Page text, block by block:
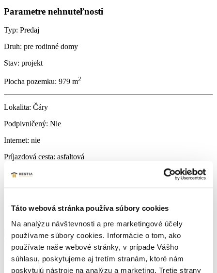
Táto webová stránka používa súbory cookies
Na analýzu návštevnosti a pre marketingové účely
používame súbory cookies. Informácie o tom, ako
používate naše webové stránky, v prípade Vášho
súhlasu, poskytujeme aj tretím stranám, ktoré nám
poskytujú nástroje na analýzu a marketing. Tretie strany
Parametre nehnuteľnosti
Typ: Predaj
Druh: pre rodinné domy
Stav: projekt
Plocha pozemku: 979 m2
Lokalita: Čáry
Podpivničený: Nie
Internet: nie
Príjazdová cesta: asfaltová
Vodovod:
Zobraziť viac informácií
Čáry